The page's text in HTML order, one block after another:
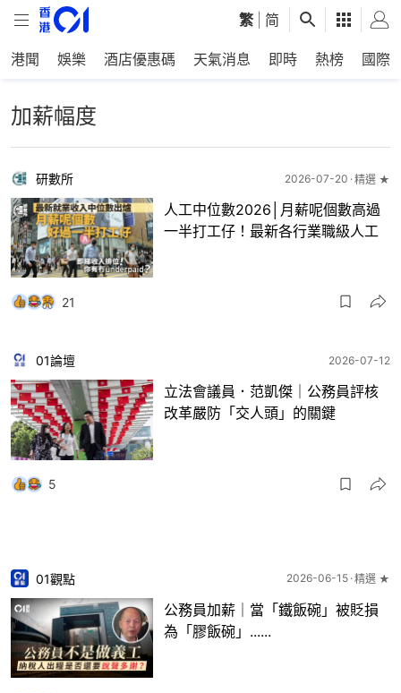
繁 简
港聞 娛樂 酒店優惠碼 天氣消息 即時 熱榜 國際
加薪幅度
研數所 2026-07-20 精選 ★
人工中位數2026│月薪呢個數高過
一半打工仔！最新各行業職級人工
21
01論壇 2026-07-12
立法會議員．范凱傑｜公務員評核
改革嚴防「交人頭」的關鍵
5
01觀點 2026-06-15 精選 ★
公務員加薪｜當「鐵飯碗」被貶損
為「膠飯碗」......